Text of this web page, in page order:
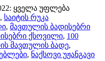
ყველა უფლება
, საიტის რუკა
, მავთულის ბადისებრი
ქსოვილი, 100
მავთულის ბადე,
, ნაქსოვი უჟანგავი